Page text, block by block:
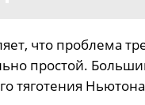
что проблема
простой.
тяготения